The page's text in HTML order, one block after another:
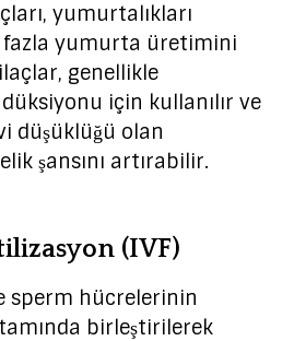
yumurtalıkları
fazla yumurta üretimini
genellikle
için kullanılır ve
düşüklüğü olan
şansını artırabilir.
(IVF)
sperm hücrelerinin
birleştirilerek